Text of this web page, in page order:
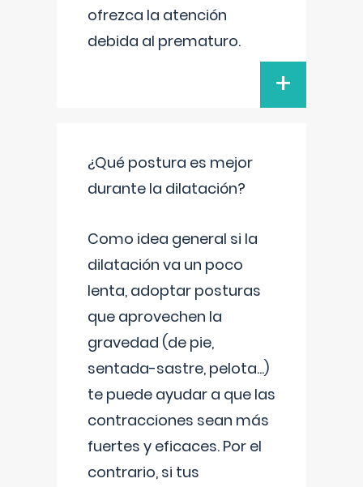
ofrezca la atención
debida al prematuro.
+
¿Qué postura es mejor
durante la dilatación?
Como idea general si la
dilatación va un poco
lenta, adoptar posturas
que aprovechen la
gravedad (de pie,
sentada-sastre, pelota...)
te puede ayudar a que las
contracciones sean más
fuertes y eficaces. Por el
contrario, si tus